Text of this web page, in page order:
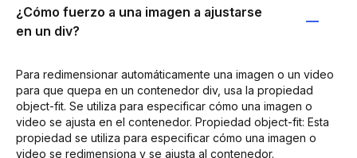
¿Cómo fuerzo a una imagen a ajustarse
en un div?
Para redimensionar automáticamente una imagen o un video
para que quepa en un contenedor div, usa la propiedad
object-fit. Se utiliza para especificar cómo una imagen o
video se ajusta en el contenedor. Propiedad object-fit: Esta
propiedad se utiliza para especificar cómo una imagen o
video se redimensiona y se ajusta al contenedor.